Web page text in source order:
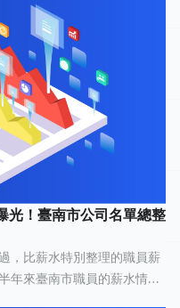
光！臺南市公司名單總整
，有 8 人認為這份工作「